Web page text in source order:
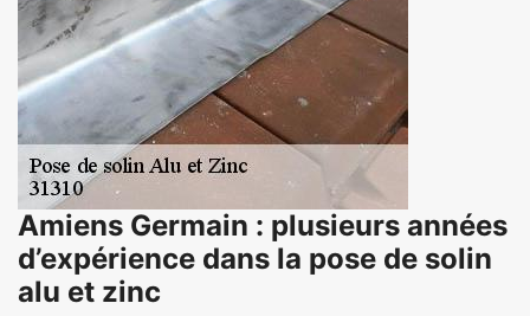
Amiens Germain : plusieurs années
d’expérience dans la pose de solin
alu et zinc